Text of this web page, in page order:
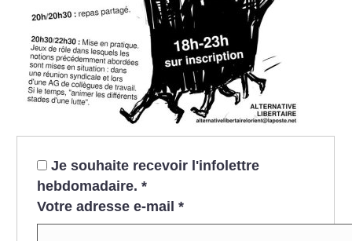
Je souhaite recevoir l'infolettre
hebdomadaire. *
Votre adresse e-mail *